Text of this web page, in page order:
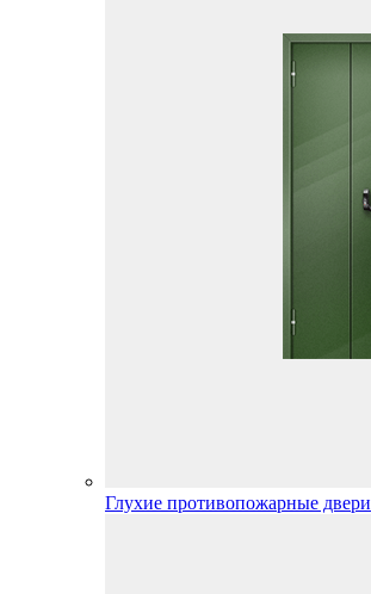
Глухие противопожарные двери